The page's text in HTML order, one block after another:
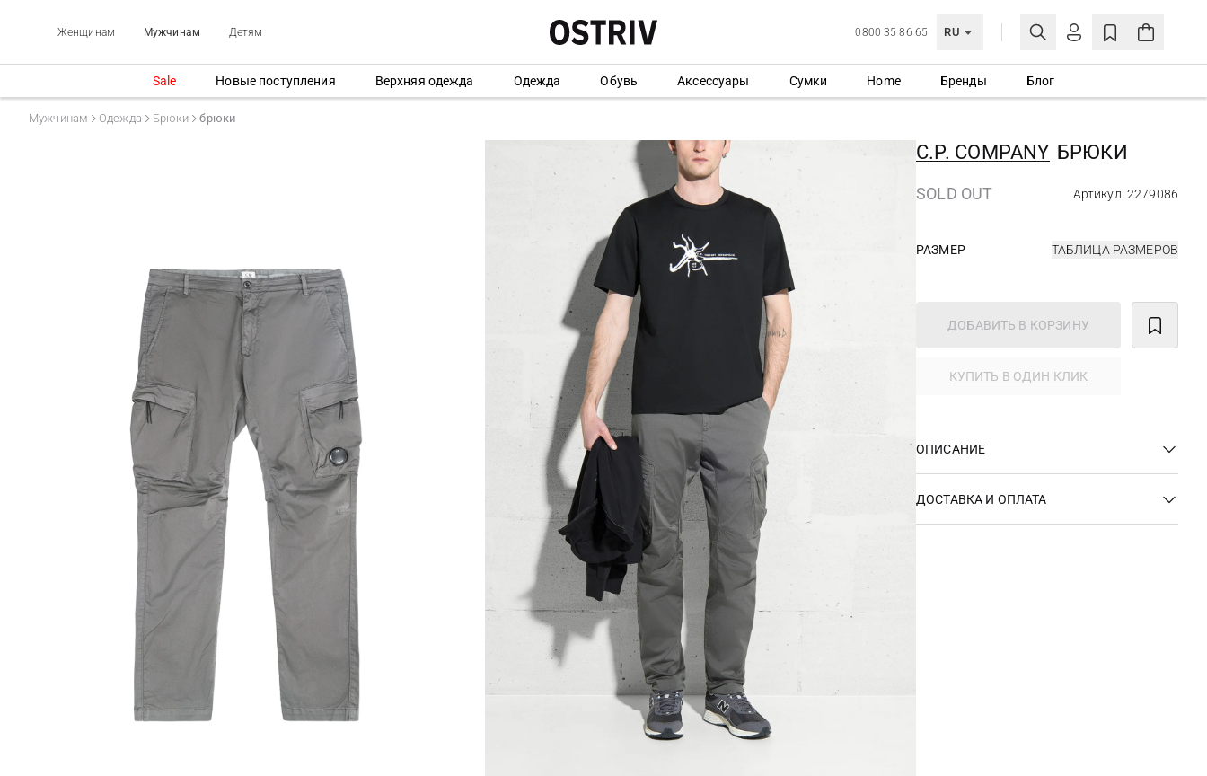
Женщинам Мужчинам Детям 0800 35 86 65 RU
ЛИЧНЫЙ КАБИНЕТ
СОЗДАТЬ УЧЕТНУЮ ЗАПИСЬ
Sale Новые поступления Верхняя одежда Одежда Обувь Аксессуары Сумки Home Бренды Блог
Мужчинам Одежда Брюки брюки
C.P. COMPANY БРЮКИ
SOLD OUT Артикул: 2279086
РАЗМЕР ТАБЛИЦА РАЗМЕРОВ
ДОБАВИТЬ В КОРЗИНУ
КУПИТЬ В ОДИН КЛИК
ОПИСАНИЕ
ДОСТАВКА И ОПЛАТА